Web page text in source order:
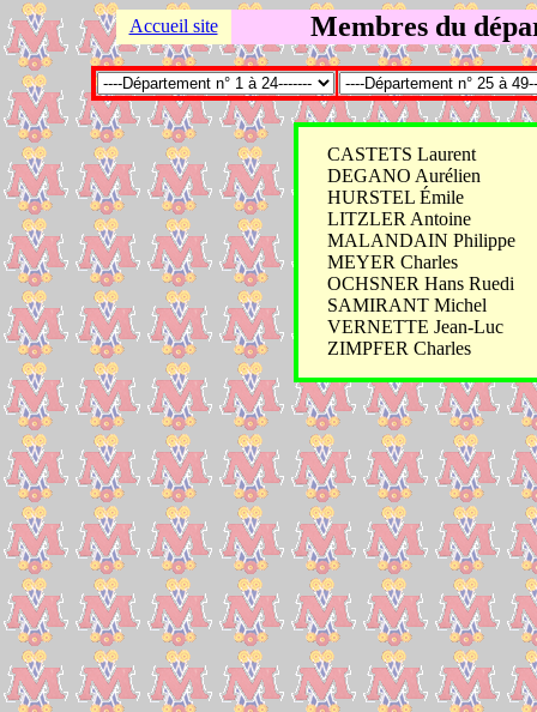
Accueil site Membres du
CASTETS Laurent
DEGANO Aurélien
HURSTEL Émile
LITZLER Antoine
MALANDAIN Philippe
MEYER Charles
OCHSNER Hans Ruedi
SAMIRANT Michel
VERNETTE Jean-Luc
ZIMPFER Charles